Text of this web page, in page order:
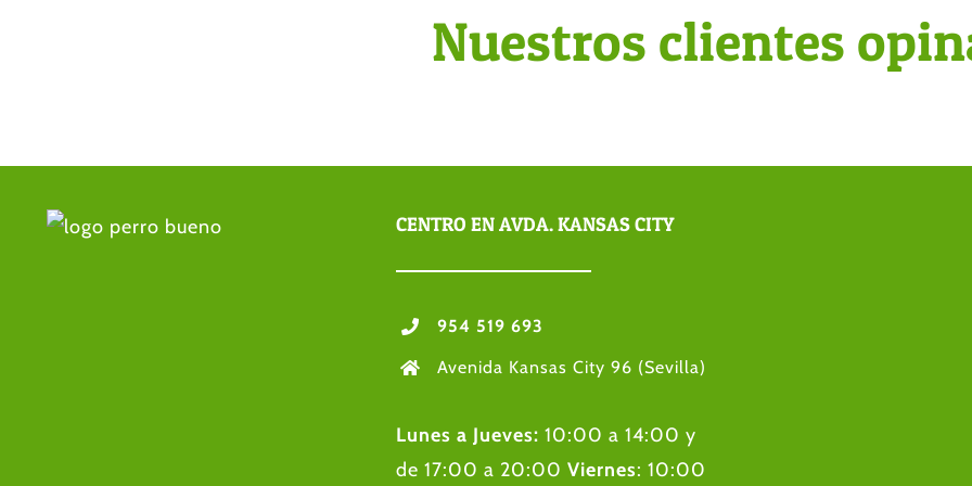
Nuestros clientes
CENTRO EN AVDA. KANSAS CITY
954 519 693
Avenida Kansas City 96 (Sevilla)
Lunes a Jueves: 10:00 a 14:00 y
de 17:00 a 20:00 Viernes: 10:00